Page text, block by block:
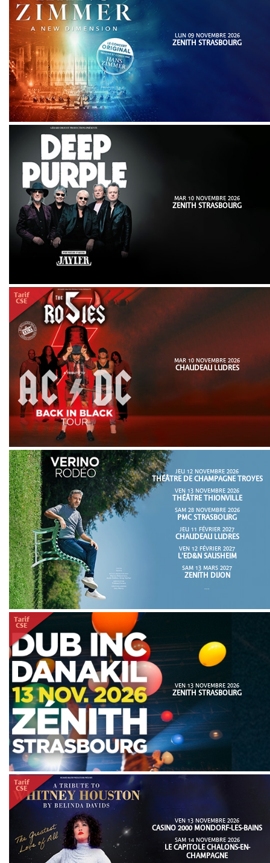
LUN 09 NOVEMBRE 2026
ZENITH STRASBOURG
MAR 10 NOVEMBRE 2026
ZENITH STRASBOURG
MAR 10 NOVEMBRE 2026
CHAUDEAU LUDRES
JEU 12 NOVEMBRE 2026
THÉÂTRE DE CHAMPAGNE TROYES
VEN 13 NOVEMBRE 2026
THÉÂTRE THIONVILLE
SAM 28 NOVEMBRE 2026
PMC STRASBOURG
JEU 11 FÉVRIER 2027
CHAUDEAU LUDRES
VEN 12 FÉVRIER 2027
L'ED&N SAUSHEIM
SAM 13 MARS 2027
ZENITH DIJON
VEN 13 NOVEMBRE 2026
ZENITH STRASBOURG
VEN 13 NOVEMBRE 2026
CASINO 2000 MONDORF-LES-BAINS
SAM 14 NOVEMBRE 2026
LE CAPITOLE CHALONS-EN-
CHAMPAGNE